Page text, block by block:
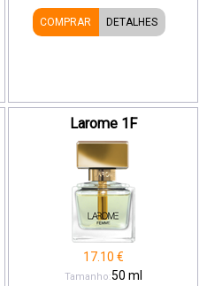
COMPRAR DETALHES
Larome 1F
17.10 €
Tamanho:50 ml